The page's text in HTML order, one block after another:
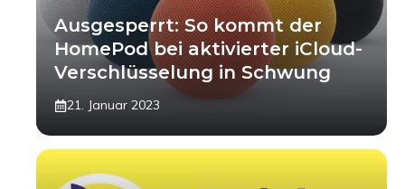
Ausgesperrt: So kommt der
HomePod bei aktivierter iCloud-
Verschlüsselung in Schwung
21. Januar 2023